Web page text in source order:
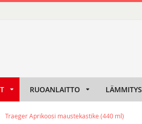
RUOANLAITTO LÄMMITYS
Traeger Aprikoosi maustekastike (440 ml)